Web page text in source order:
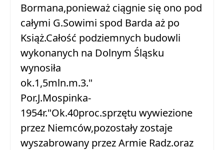
Bormana,ponieważ ciągnie się ono pod
całymi G.Sowimi spod Barda aż po
Książ.Całość podziemnych budowli
wykonanych na Dolnym Śląsku
wynosiła
ok.1,5mln.m.3."
Por.J.Mospinka-
1954r."Ok.40proc.sprzętu wywiezione
przez Niemców,pozostały zostaje
wyszabrowany przez Armie Radz.oraz